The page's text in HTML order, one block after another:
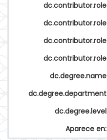
dc.contributor.role
dc.contributor.role
dc.contributor.role
dc.contributor.role
dc.degree.name
dc.degree.department
dc.degree.level
Aparece en: